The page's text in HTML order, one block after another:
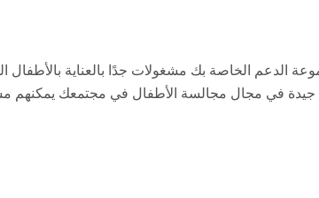
الدعم الخاصة بك مشغولات جدًا بالعناية بالأطفال
جيدة في مجال مجالسة الأطفال في مجتمعك يمكنهم